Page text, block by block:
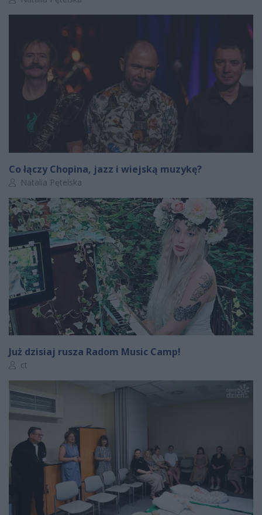
Co łączy Chopina, jazz i wiejską muzykę?
Autor artykułu:
Natalia Pętelska
Już dzisiaj rusza Radom Music Camp!
Autor artykułu:
ct